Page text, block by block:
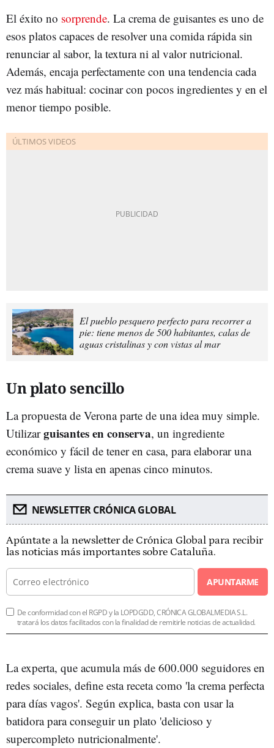
El éxito no sorprende. La crema de guisantes es uno de
esos platos capaces de resolver una comida rápida sin
renunciar al sabor, la textura ni al valor nutricional.
Además, encaja perfectamente con una tendencia cada
vez más habitual: cocinar con pocos ingredientes y en el
menor tiempo posible.
El pueblo pesquero perfecto para recorrer a
pie: tiene menos de 500 habitantes, calas de
aguas cristalinas y con vistas al mar
Un plato sencillo
La propuesta de Verona parte de una idea muy simple.
Utilizarguisantes en conserva, un ingrediente
económico y fácil de tener en casa, para elaborar una
crema suave y lista en apenas cinco minutos.
NEWSLETTER CRÓNICA GLOBAL
Apúntate a la newsletter de Crónica Global para recibir
las noticias más importantes sobre Cataluña.
APUNTARME
De conformidad con el RGPD y la LOPDGDD, CRÓNICA GLOBALMEDIA S.L.
tratará los datos facilitados con la finalidad de remitirle noticias de actualidad.
La experta, que acumula más de 600.000 seguidores en
redes sociales, define esta receta como 'la crema perfecta
para días vagos'. Según explica, basta con usar la
batidora para conseguir un plato 'delicioso y
supercompleto nutricionalmente'.